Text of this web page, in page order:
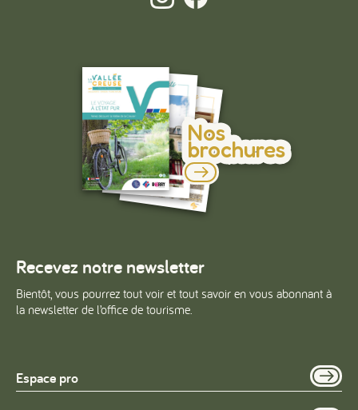
Nos
brochures
Recevez notre newsletter
Bientôt, vous pourrez tout voir et tout savoir en vous abonnant à
la newsletter de l’office de tourisme.
Espace pro